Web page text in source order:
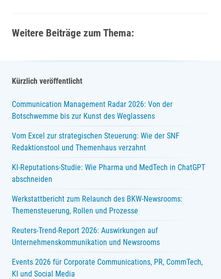
Weitere Beiträge zum Thema:
Kürzlich veröffentlicht
Communication Management Radar 2026: Von der
Botschwemme bis zur Kunst des Weglassens
Vom Excel zur strategischen Steuerung: Wie der SNF
Redaktionstool und Themenhaus verzahnt
KI-Reputations-Studie: Wie Pharma und MedTech in ChatGPT
abschneiden
Werkstattbericht zum Relaunch des BKW-Newsrooms:
Themensteuerung, Rollen und Prozesse
Reuters-Trend-Report 2026: Auswirkungen auf
Unternehmenskommunikation und Newsrooms
Events 2026 für Corporate Communications, PR, CommTech,
KI und Social Media